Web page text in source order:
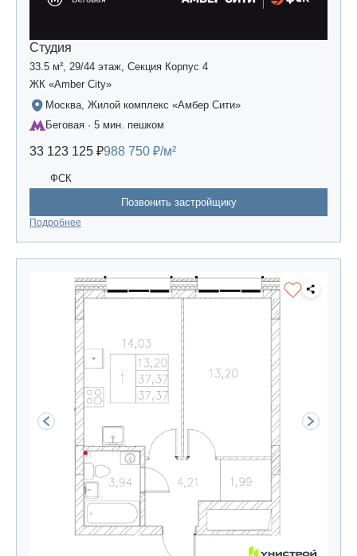
Студия
33.5 м², 29/44 этаж, Секция Корпус 4
ЖК «Amber Сity»
Москва, Жилой комплекс «Амбер Сити»
Беговая · 5 мин. пешком
33 123 125 ₽988 750 ₽/м²
ФСК
Позвонить застройщику
Подробнее